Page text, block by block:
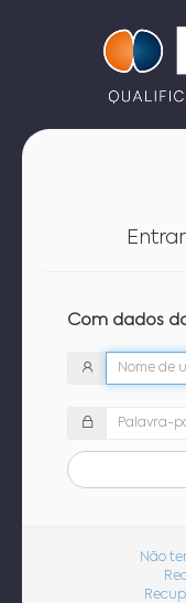
Com dados
Não